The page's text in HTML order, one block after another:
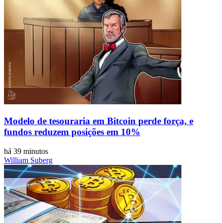
Modelo de tesouraria em Bitcoin perde força, e
fundos reduzem posições em 10%
há 39 minutos
William Suberg